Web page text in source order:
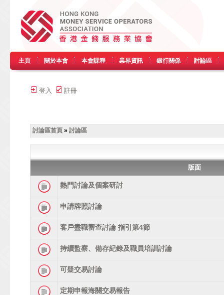
主頁 關於本會 本會課程 業界資訊 銀行關係 討論區
登入 註冊
討論區首頁 » 討論區
版面
熱門討論及個案研討
申請牌照討論
客戶盡職審查討論 指引第4節
持續監察、備存紀錄及職員培訓討論
可疑交易討論
定期申報海關交易報告